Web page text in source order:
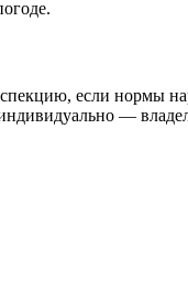
если нормы
—